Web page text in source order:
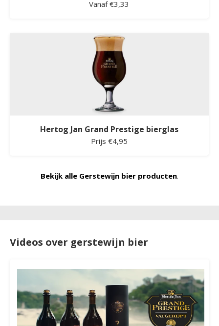
Vanaf €3,33
Hertog Jan Grand Prestige bierglas
Prijs €4,95
Bekijk alle Gerstewijn bier producten.
Videos over gerstewijn bier